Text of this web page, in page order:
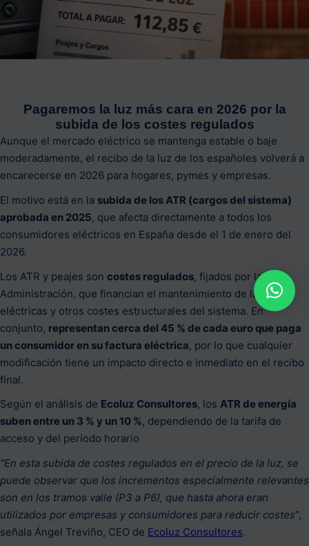
Pagaremos la luz más cara en 2026 por la
subida de los costes regulados
Aunque el mercado eléctrico se mantenga estable o baje
moderadamente, el recibo de la luz de los españoles volverá a
encarecerse en 2026 para hogares, pymes y empresas.
El motivo está en la subida de los ATR (cargos del sistema)
aprobada en 2025, que afecta directamente a todos los
consumidores eléctricos en España desde el 1 de enero del
2026.
Los ATR y peajes son costes regulados, fijados por la
Administración, que financian el mantenimiento de las redes
eléctricas y otros costes estructurales del sistema. En
conjunto, representan cerca del 45 % de cada euro que paga
un consumidor en su factura eléctrica, por lo que cualquier
modificación tiene un impacto directo e inmediato en el recibo
final.
Según el análisis de Ecoluz Consultores, los ATR de energía
suben entre un 3 % y un 10 %, dependiendo de la tarifa de
acceso y del periodo horario
“En esta subida de costes regulados en el precio de la luz, se
puede observar que los incrementos especialmente relevantes
son en los tramos valle (P3 a P6), que hasta ahora eran
utilizados por empresas y consumidores para reducir costes”,
señala Ángel Treviño, CEO de Ecoluz Consultores.